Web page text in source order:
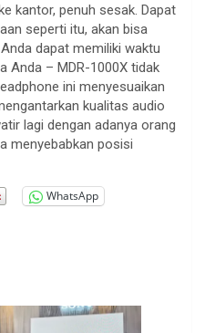
kantor, penuh sesak. Dapat
seperti itu, akan bisa
dapat memiliki waktu
Anda – MDR-1000X tidak
ini menyesuaikan
kualitas audio
lagi dengan adanya orang
menyebabkan posisi
WhatsApp